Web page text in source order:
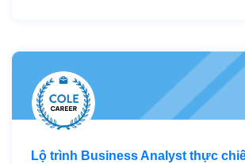
Lộ trình Business Analyst thực